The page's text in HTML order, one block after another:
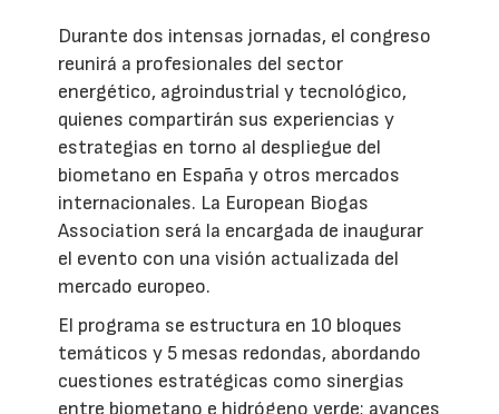
Durante dos intensas jornadas, el congreso
reunirá a profesionales del sector
energético, agroindustrial y tecnológico,
quienes compartirán sus experiencias y
estrategias en torno al despliegue del
biometano en España y otros mercados
internacionales. La European Biogas
Association será la encargada de inaugurar
el evento con una visión actualizada del
mercado europeo.
El programa se estructura en 10 bloques
temáticos y 5 mesas redondas, abordando
cuestiones estratégicas como sinergias